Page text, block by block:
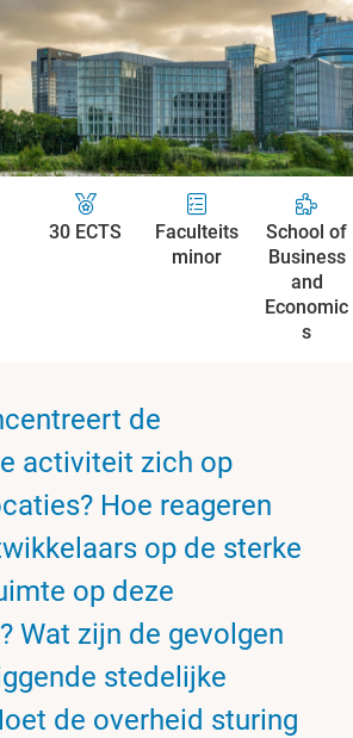
30 ECTS
Faculteits
minor
School of
Business
and
Economic
s
de
activiteit zich op
Hoe reageren
op de sterke
op deze
Wat zijn de gevolgen
stedelijke
de overheid sturing